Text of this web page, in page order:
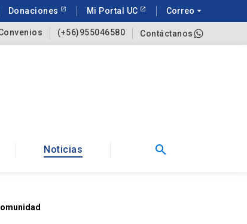
Donaciones Mi Portal UC Correo arrow_drop_down
(+56)955046580 Contáctanos
Noticias search